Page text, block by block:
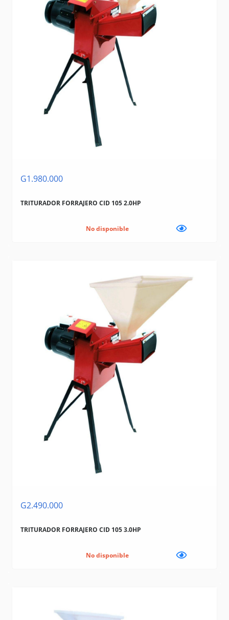
G1.980.000
TRITURADOR FORRAJERO CID 105 2.0HP
No disponible
G2.490.000
TRITURADOR FORRAJERO CID 105 3.0HP
No disponible